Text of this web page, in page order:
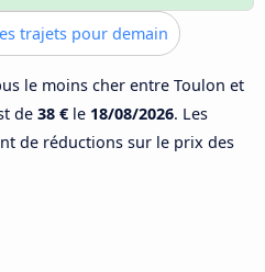
trajets pour demain
le moins cher entre Toulon et
de 38 € le 18/08/2026. Les
de réductions sur le prix des